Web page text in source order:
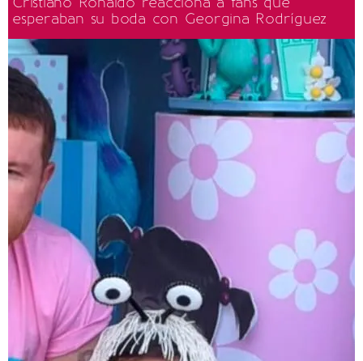
esperaban su boda con Georgina Rodríguez